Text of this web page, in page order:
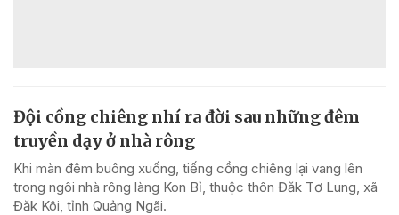
Đội cồng chiêng nhí ra đời sau những đêm
truyền dạy ở nhà rông
Khi màn đêm buông xuống, tiếng cồng chiêng lại vang lên
trong ngôi nhà rông làng Kon Bỉ, thuộc thôn Đăk Tơ Lung, xã
Đăk Kôi, tỉnh Quảng Ngãi.